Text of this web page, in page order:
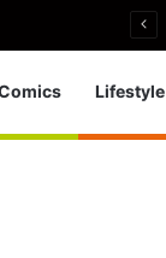
Lifestyle